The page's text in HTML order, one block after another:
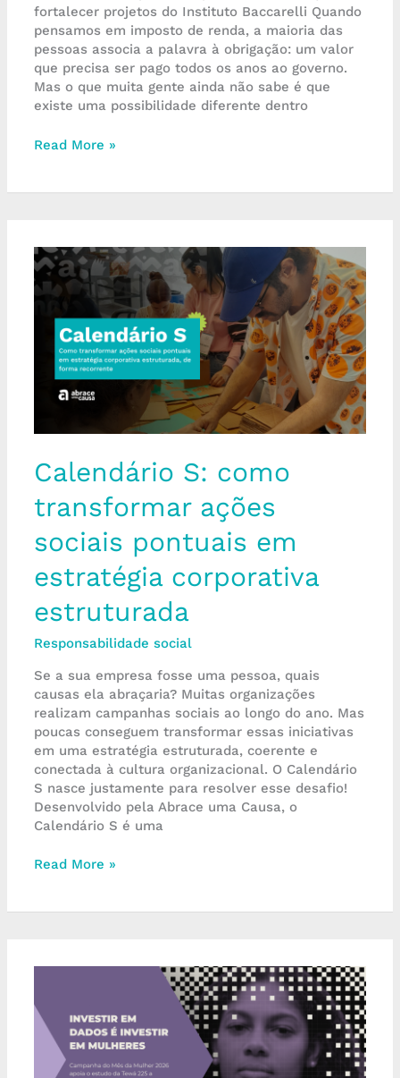
fortalecer projetos do Instituto Baccarelli Quando
pensamos em imposto de renda, a maioria das
pessoas associa a palavra à obrigação: um valor
que precisa ser pago todos os anos ao governo.
Mas o que muita gente ainda não sabe é que
existe uma possibilidade diferente dentro
Read More »
Calendário S: como
transformar ações
sociais pontuais em
estratégia corporativa
estruturada
Responsabilidade social
Se a sua empresa fosse uma pessoa, quais
causas ela abraçaria? Muitas organizações
realizam campanhas sociais ao longo do ano. Mas
poucas conseguem transformar essas iniciativas
em uma estratégia estruturada, coerente e
conectada à cultura organizacional. O Calendário
S nasce justamente para resolver esse desafio!
Desenvolvido pela Abrace uma Causa, o
Calendário S é uma
Calendário
S:
como
transformar
ações
sociais
pontuais
estratégia
Read More »
Causa
realiza
bono